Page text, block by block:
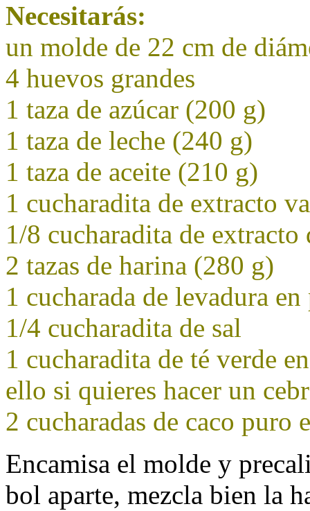
Necesitarás:
un molde de 22 cm de
4 huevos grandes
1 taza de azúcar (200 g)
1 taza de leche (240 g)
1 taza de aceite (210 g)
1 cucharadita de extracto
1/8 cucharadita de
2 tazas de harina (280 g)
1 cucharada de levadura
1/4 cucharadita de sal
1 cucharadita de té verde
ello si quieres hacer un
2 cucharadas de caco
Encamisa el molde y
bol aparte, mezcla bien la